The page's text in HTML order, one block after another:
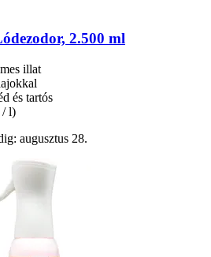
2.500 ml
illat
és tartós
/ l)
augusztus 28.